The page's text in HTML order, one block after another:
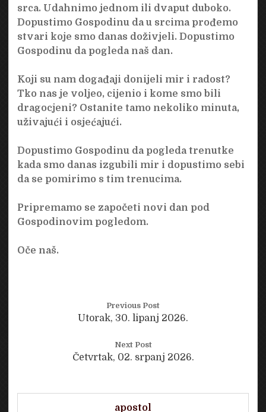
srca. Udahnimo jednom ili dvaput duboko.
Dopustimo Gospodinu da u srcima prođemo
stvari koje smo danas doživjeli. Dopustimo
Gospodinu da pogleda naš dan.
Koji su nam događaji donijeli mir i radost?
Tko nas je voljeo, cijenio i kome smo bili
dragocjeni? Ostanite tamo nekoliko minuta,
uživajući i osjećajući.
Dopustimo Gospodinu da pogleda trenutke
kada smo danas izgubili mir i dopustimo sebi
da se pomirimo s tim trenucima.
Pripremamo se započeti novi dan pod
Gospodinovim pogledom.
Oče naš.
Previous Post
Utorak, 30. lipanj 2026.
Next Post
Četvrtak, 02. srpanj 2026.
apostol